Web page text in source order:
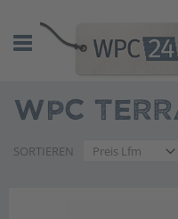
WPC
SORTIEREN